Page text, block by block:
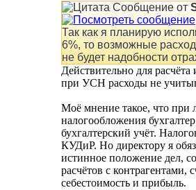
Сообщение от
Так как я планирую
6%, то возможные
не будет надобности
Действительно для расчёта
при УСН расходы не
Моё мнение такое, что при
налогообложения
бухгалтерский учёт.
КУДиР. Но директору я
истинное положение дел,
расчётов с контрагентами,
себестоимость и прибыль.